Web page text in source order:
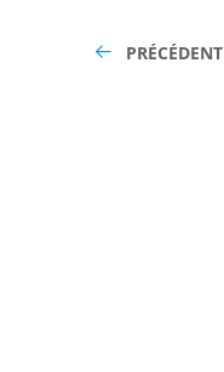
PRÉCÉDENT